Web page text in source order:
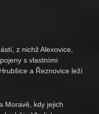
z nichž Alexovice,
s vlastními
a Řeznovice leží
Moravě, kdy jejich